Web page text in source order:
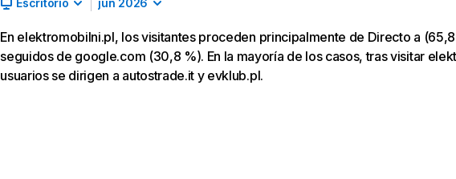
Escritorio jun 2026
En elektromobilni.pl, los visitantes proceden principalmente de Directo a
seguidos de google.com (30,8 %). En la mayoría de los casos, tras visitar
usuarios se dirigen a autostrade.it y evklub.pl.